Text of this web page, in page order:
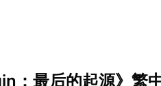
：最后的起源》繁